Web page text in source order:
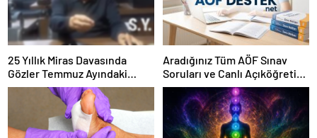
25 Yıllık Miras Davasında
Gözler Temmuz Ayındaki
Karar Duruşmasına Çevrildi
Aradığınız Tüm AÖF Sınav
Soruları ve Canlı Açıköğretim
Forumu Burada